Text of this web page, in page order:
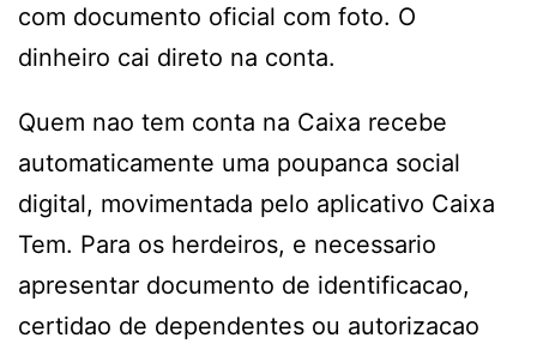
com documento oficial com foto. O
dinheiro cai direto na conta.
Quem nao tem conta na Caixa recebe
automaticamente uma poupanca social
digital, movimentada pelo aplicativo Caixa
Tem. Para os herdeiros, e necessario
apresentar documento de identificacao,
certidao de dependentes ou autorizacao